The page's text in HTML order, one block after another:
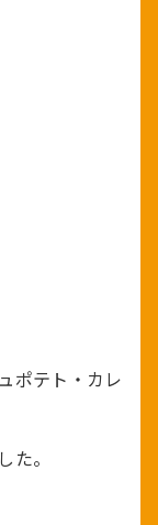
ポテト・カレ
。